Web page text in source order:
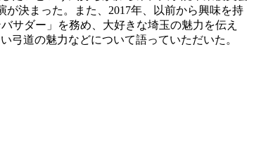
決まった。また、2017年、以前から興味を持
サダー」を務め、大好きな埼玉の魅力を伝え
弓道の魅力などについて語っていただいた。